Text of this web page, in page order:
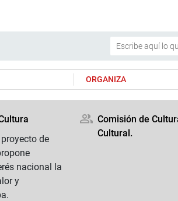
ORGANIZA
de
nacional la
y
Comisión de
Cultural.